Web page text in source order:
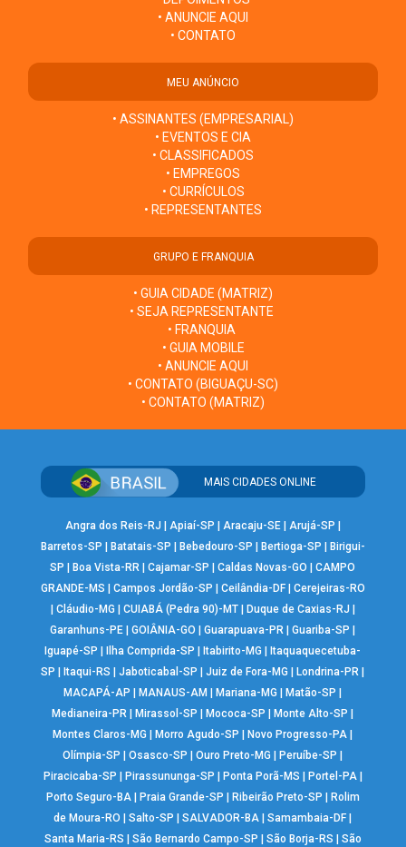
• ANUNCIE AQUI
• CONTATO
MEU ANÚNCIO
• ASSINANTES (EMPRESARIAL)
• EVENTOS E CIA
• CLASSIFICADOS
• EMPREGOS
• CURRÍCULOS
• REPRESENTANTES
GRUPO E FRANQUIA
• GUIA CIDADE (MATRIZ)
• SEJA REPRESENTANTE
• FRANQUIA
• GUIA MOBILE
• ANUNCIE AQUI
• CONTATO (BIGUAÇU-SC)
• CONTATO (MATRIZ)
MAIS CIDADES ONLINE
Angra dos Reis-RJ Apiaí-SP Aracaju-SE| Arujá-SP
Barretos-SP
Batatais-SP Bebedouro-SP Bertioga-SP
Birigui-
SP
Boa Vista-RR |Cajamar-SP |Caldas Novas-GO |CAMPO
GRANDE-MS
Campos Jordão-SP Ceilândia-DF| Cerejeiras-RO
Cláudio-MG CUIABÁ (Pedra 90)-MT| Duque de Caxias-RJ
Garanhuns-PE |GOIÂNIA-GO |Guarapuava-PR |Guariba-SP
Iguapé-SP
Ilha Comprida-SP Itabirito-MG
Itaquaquecetuba-
SP
Itaqui-RS |Jaboticabal-SP |Juiz de Fora-MG Londrina-PR
MACAPÁ-AP
MANAUS-AM Mariana-MG Matão-SP
Medianeira-PR
Mirassol-SP Mococa-SP Monte Alto-SP
Montes Claros-MG
Morro Agudo-SP Novo Progresso-PA
Olímpia-SP
|Osasco-SP |Ouro Preto-MG Peruíbe-SP
Piracicaba-SP
Pirassununga-SP Ponta Porã-MS Portel-PA|
Porto Seguro-BA| Praia Grande-SP Ribeirão Preto-SP
Rolim
de Moura-RO
|Salto-SP |SALVADOR-BA |Samambaia-DF
Santa Maria-RS
São Bernardo Campo-SP São Borja-RS São